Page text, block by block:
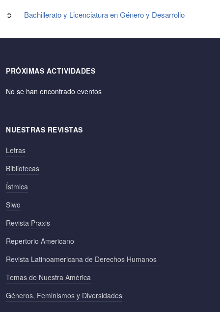
➲ Bachillerato y Licenciatura en Género y Desarrollo
PRÓXIMAS ACTIVIDADES
No se han encontrado eventos
NUESTRAS REVISTAS
Letras
Bibliotecas
Ístmica
Siwo
Revista Praxis
Repertorio Americano
Revista Latinoamericana de Derechos Humanos
Temas de Nuestra América
Géneros, Feminismos y Diversidades